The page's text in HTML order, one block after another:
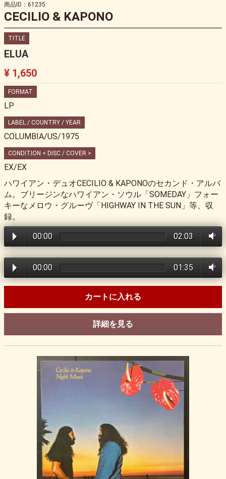
商品ID：61235
CECILIO & KAPONO
TITLE
ELUA
¥ 1,650
FORMAT
LP
LABEL / COUNTRY / YEAR
COLUMBIA/US/1975
CONDITION < DISC / COVER >
EX/EX
ハワイアン・デュオCECILIO & KAPONOのセカンド・アルバ
ム。ブリージンなハワイアン・ソウル「SOMEDAY」フォー
キーなメロウ・グルーヴ「HIGHWAY IN THE SUN」等、収
録。
00:00 02:03
00:00 01:35
カートに入れる
詳細を見る